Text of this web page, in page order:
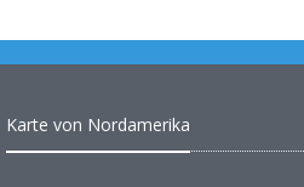
Karte von Nordamerika